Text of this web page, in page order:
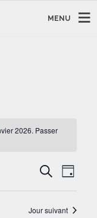
MENU
2026. Passer
DE
Recherche
DE
Jour
Jour suivant